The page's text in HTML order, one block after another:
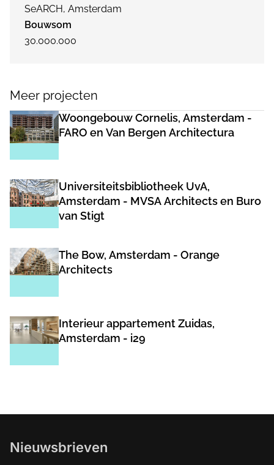
SeARCH, Amsterdam
Bouwsom
30.000.000
Meer projecten
Woongebouw Cornelis, Amsterdam -
FARO en Van Bergen Architectura
Universiteitsbibliotheek UvA,
Amsterdam - MVSA Architects en Buro
van Stigt
The Bow, Amsterdam - Orange
Architects
Interieur appartement Zuidas,
Amsterdam - i29
Nieuwsbrieven